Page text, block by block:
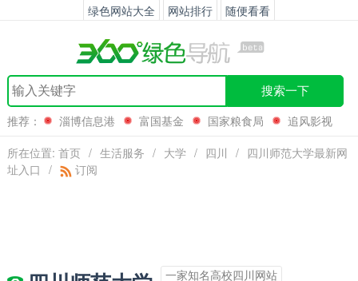
绿色网站大全 网站排行 随便看看
搜索一下
推荐： 淄博信息港 富国基金 国家粮食局
追风影视
所在位置: 首页 / 生活服务 / 大学 / 四川 / 四川师范大学最新网
址入口 / 订阅
一家知名高校四川网站